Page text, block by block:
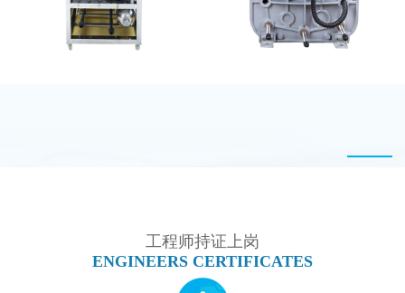
工程师持证上岗
ENGINEERS CERTIFICATES